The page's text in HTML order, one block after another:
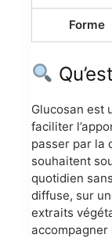
Forme
Glucosan est
faciliter
passer par la
souhaitent
quotidien
diffuse, sur
extraits
accompagner